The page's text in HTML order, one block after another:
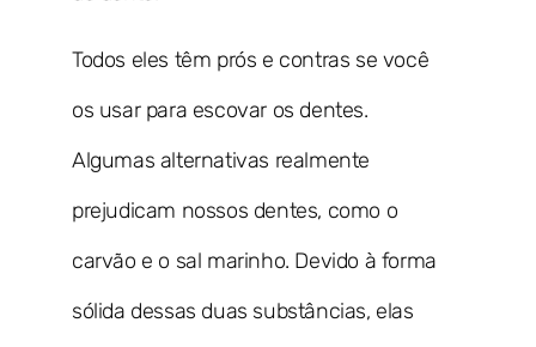
Todos eles têm prós e contras se você
os usar para escovar os dentes.
Algumas alternativas realmente
prejudicam nossos dentes, como o
carvão e o sal marinho. Devido à forma
sólida dessas duas substâncias, elas